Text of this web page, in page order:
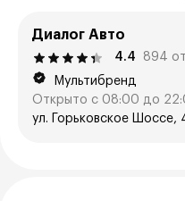
Диалог Авто
4.4
894
Мультибренд
Открыто с 08:00 до
ул. Горьковское Шоссе,